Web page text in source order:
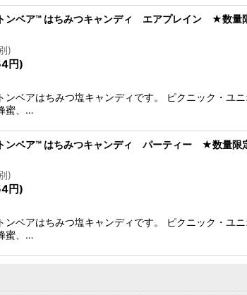
ンベア™ はちみつキャンディ エアプレイン ★数量
)
円)
ンベアはちみつ塩キャンディです。 ピクニック・ユ
蜜、…
ンベア™ はちみつキャンディ パーティー ★数量限
)
円)
ンベアはちみつ塩キャンディです。 ピクニック・ユ
蜜、…